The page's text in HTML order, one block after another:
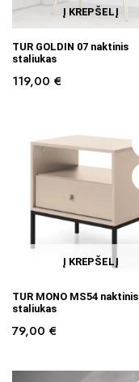
Į KREPŠELĮ
TUR GOLDIN 07 naktinis
staliukas
119,00 €
Į KREPŠELĮ
TUR MONO MS54 naktinis
staliukas
79,00 €